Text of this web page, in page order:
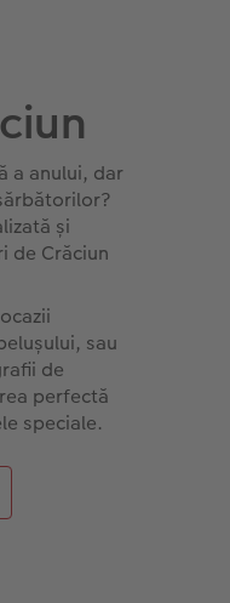
a anului, dar
și
de Crăciun
sau
de
perfectă
speciale.